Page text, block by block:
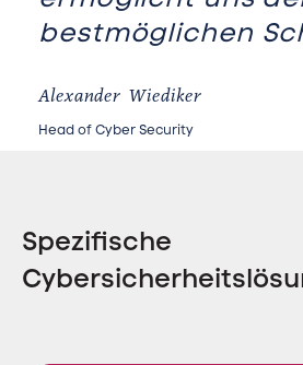
bestmöglichen
Alexander Wiediker
Head of Cyber Security
Spezifische